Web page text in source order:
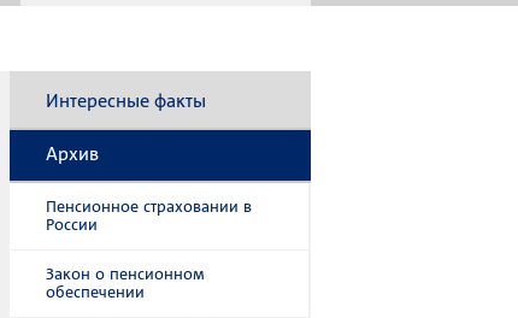
Интересные факты
Архив
Пенсионное страховании в
России
Закон о пенсионном
обеспечении